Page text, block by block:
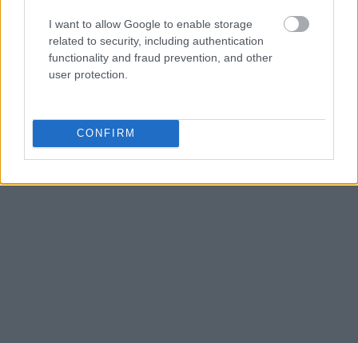
I want to allow Google to enable storage
related to security, including authentication
functionality and fraud prevention, and other
user protection.
CONFIRM
κράτος, ώστε ανάλογα με την εξέλιξη των
δεικτών υγείας του πληθυσμού, το (αρμόδιο)
Υπουργείο Υγείας να χαράσσει την κατάλληλη